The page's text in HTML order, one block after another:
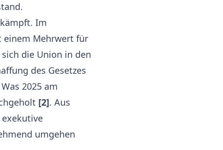
Im
einem Mehrwert für
die Union in den
des Gesetzes
2025 am
[2]. Aus
umgehen